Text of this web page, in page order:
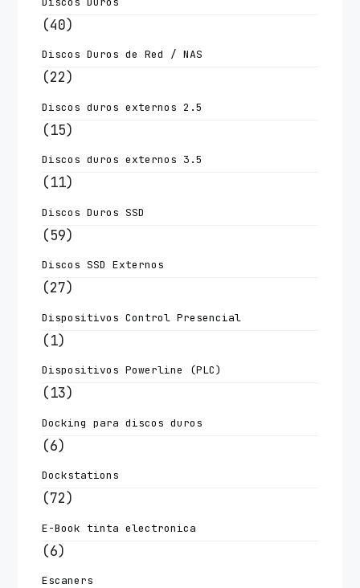
(40)
Discos Duros de Red / NAS
(22)
Discos duros externos 2.5
(15)
Discos duros externos 3.5
(11)
Discos Duros SSD
(59)
Discos SSD Externos
(27)
Dispositivos Control Presencial
(1)
Dispositivos Powerline (PLC)
(13)
Docking para discos duros
(6)
Dockstations
(72)
E-Book tinta electronica
(6)
Escaners